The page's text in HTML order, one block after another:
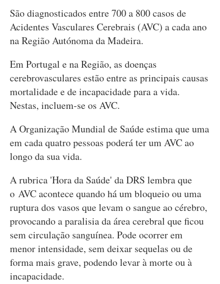
São diagnosticados entre 700 a 800 casos de
Acidentes Vasculares Cerebrais (AVC) a cada ano
na Região Autónoma da Madeira.
Em Portugal e na Região, as doenças
cerebrovasculares estão entre as principais causas
mortalidade e de incapacidade para a vida.
Nestas, incluem-se os AVC.
A Organização Mundial de Saúde estima que uma
em cada quatro pessoas poderá ter um AVC ao
longo da sua vida.
A rubrica 'Hora da Saúde' da DRS lembra que
o AVC acontece quando há um bloqueio ou uma
ruptura dos vasos que levam o sangue ao cérebro,
provocando a paralisia da área cerebral que ficou
sem circulação sanguínea. Pode ocorrer em
menor intensidade, sem deixar sequelas ou de
forma mais grave, podendo levar à morte ou à
incapacidade.